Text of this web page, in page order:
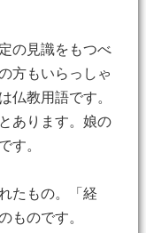
の見識をもつべ
方もいらっしゃ
仏教用語です。
あります。娘の
す。
たもの。「経
ものです。